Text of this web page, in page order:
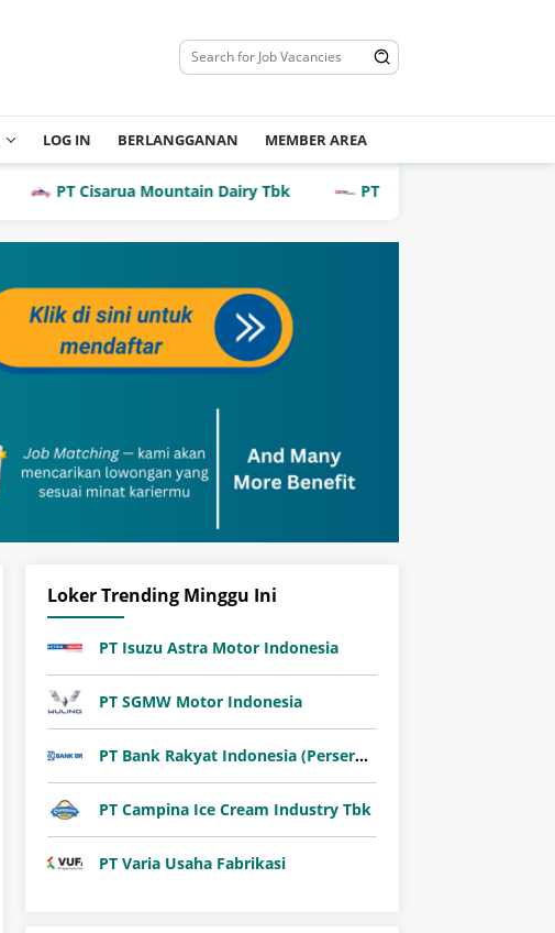
LOG IN BERLANGGANAN MEMBER AREA
PT Cisarua Mountain Dairy Tbk PT Dian Mega Kurnia (DMK
Loker Trending Minggu Ini
PT Isuzu Astra Motor Indonesia
PT SGMW Motor Indonesia
PT Bank Rakyat Indonesia (Persero) Tbk
PT Campina Ice Cream Industry Tbk
PT Varia Usaha Fabrikasi